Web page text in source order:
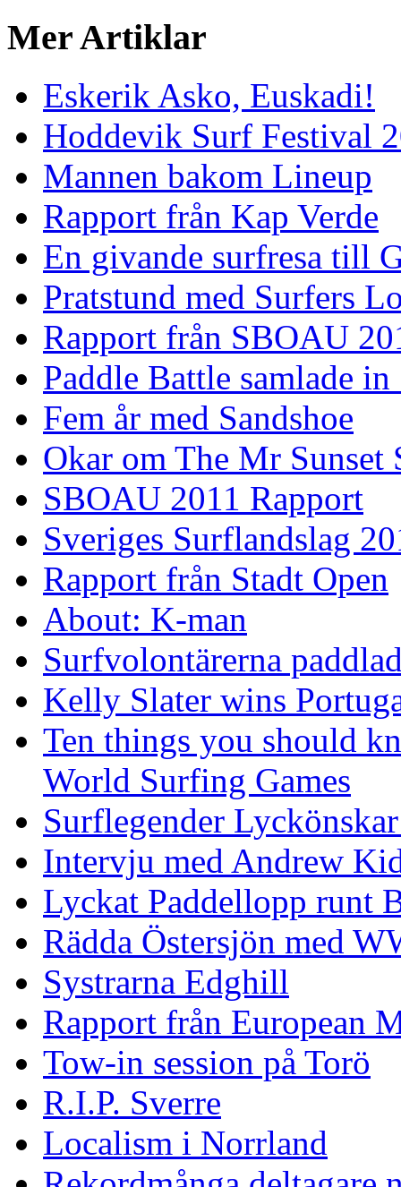
Mer Artiklar
Eskerik Asko, Euskadi!
Hoddevik Surf Festival
Mannen bakom Lineup
Rapport från Kap Verde
En givande surfresa till
Pratstund med Surfers
Rapport från SBOAU
Paddle Battle samlade
Fem år med Sandshoe
Okar om The Mr Sunset
SBOAU 2011 Rapport
Sveriges Surflandslag
Rapport från Stadt Open
About: K-man
Surfvolontärerna
Kelly Slater wins
Ten things you should
World Surfing Games
Surflegender
Intervju med Andrew
Lyckat Paddellopp runt
Rädda Östersjön med
Systrarna Edghill
Rapport från European
Tow-in session på Torö
R.I.P. Sverre
Localism i Norrland